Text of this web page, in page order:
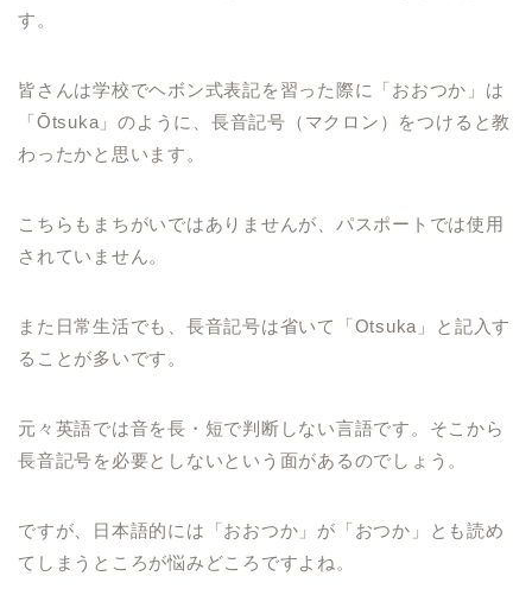
す。
皆さんは学校でヘボン式表記を習った際に「おおつか」は
「Ōtsuka」のように、長音記号（マクロン）をつけると教
わったかと思います。
こちらもまちがいではありませんが、パスポートでは使用
されていません。
また日常生活でも、長音記号は省いて「Otsuka」と記入す
ることが多いです。
元々英語では音を長・短で判断しない言語です。そこから
長音記号を必要としないという面があるのでしょう。
ですが、日本語的には「おおつか」が「おつか」とも読め
てしまうところが悩みどころですよね。